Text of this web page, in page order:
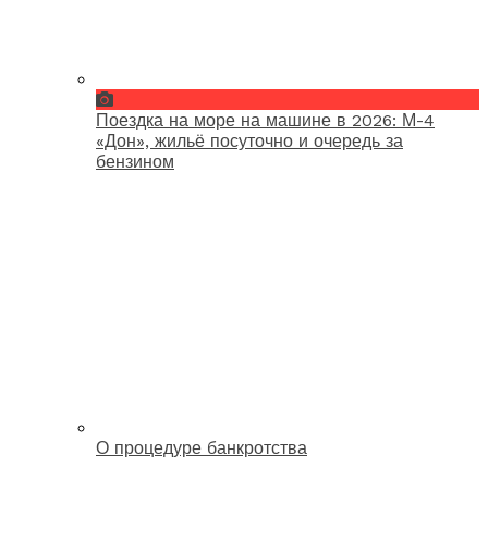
Поездка на море на машине в 2026: М-4
«Дон», жильё посуточно и очередь за
бензином
О процедуре банкротства